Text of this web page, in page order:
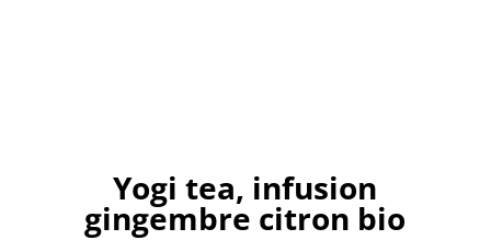
Yogi tea, infusion
gingembre citron bio